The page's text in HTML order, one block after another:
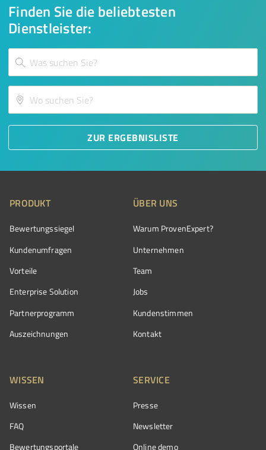
Finden Sie die beliebtesten
Dienstleister:
ZUR ERGEBNISLISTE
PRODUKT
Bewertungssiegel
Kundenumfragen
Vorteile
Enterprise Solution
Partnerprogramm
Auszeichnungen
ÜBER UNS
Warum ProvenExpert?
Unternehmen
Team
Jobs
Kundenstimmen
Kontakt
WISSEN
Wissen
FAQ
Bewertungsportale
SERVICE
Presse
Newsletter
Online demo